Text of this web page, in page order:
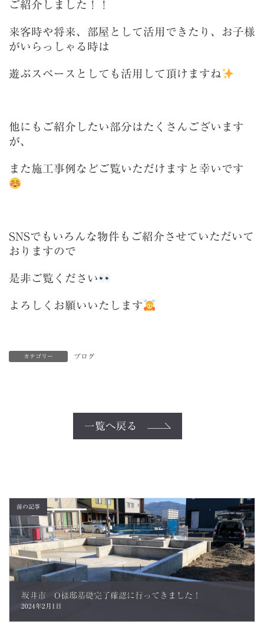
ご紹介しました！！
来客時や将来、部屋として活用できたり、お子様
がいらっしゃる時は
遊ぶスペースとしても活用して頂けますね
他にもご紹介したい部分はたくさんございます
が、
また施工事例などご覧いただけますと幸いです
SNSでもいろんな物件もご紹介させていただいて
おりますので
是非ご覧ください
よろしくお願いいたします
カテゴリー ブログ
一覧へ戻る
前の記事
坂井市 O様邸基礎完了確認に行ってきました！
2024年2月1日